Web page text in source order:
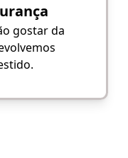
gostar da